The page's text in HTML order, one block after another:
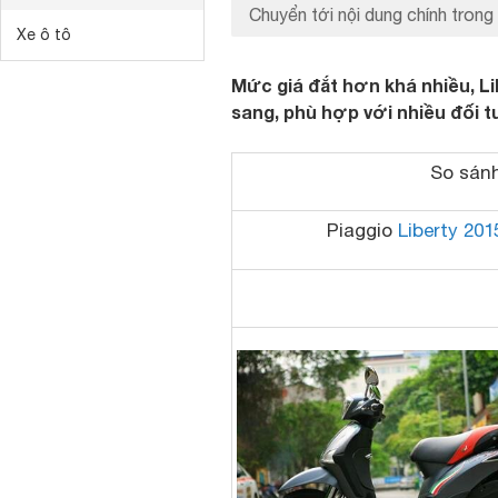
Xe ô tô
Chuyển tới nội dung chính trong
Mức giá đắt hơn khá nhiều,
sang, phù hợp với nhiều đối
So
Piaggio Liberty